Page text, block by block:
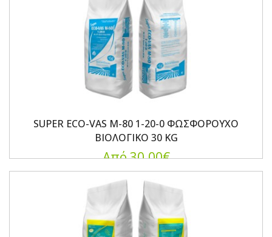
SUPER ECO-VAS M-80 1-20-0 ΦΩΣΦΟΡΟΥΧΟ
ΒΙΟΛΟΓΙΚΟ 30 KG
Από 30.00€